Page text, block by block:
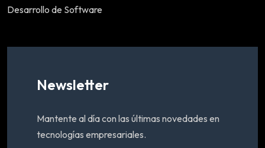
Desarrollo de Software
Newsletter
Mantente al día con las últimas novedades en
tecnologías empresariales.